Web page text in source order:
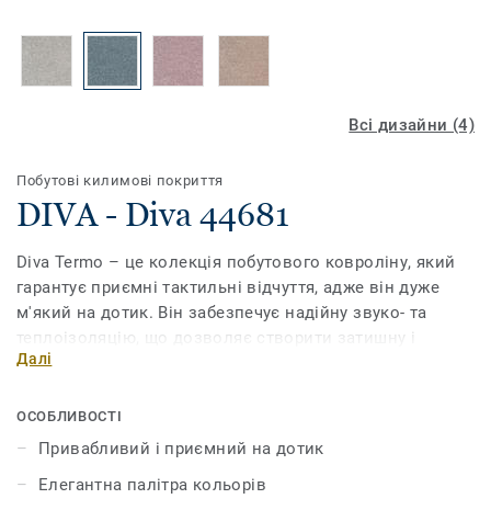
Всі дизайни (4)
Побутові килимові покриття
DIVA - Diva 44681
Diva Termo – це колекція побутового ковроліну, який
гарантує приємні тактильні відчуття, адже він дуже
м'який на дотик. Він забезпечує надійну звуко- та
теплоізоляцію, що дозволяє створити затишну і
спокійну атмосферу вдома. Diva – синонім
палітрі кольорів.
Далі
ОСОБЛИВОСТІ
Привабливий і приємний на дотик
Елегантна палітра кольорів